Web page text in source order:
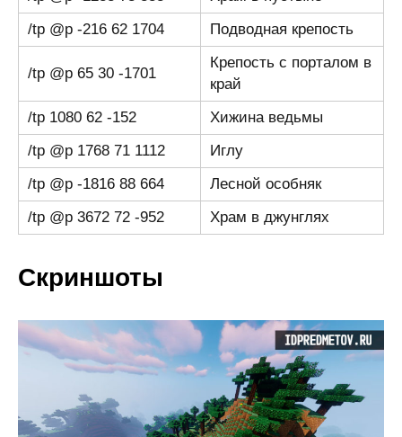
/tp @p -216 62 1704
Подводная крепость
/tp @p 65 30 -1701
Крепость с порталом в
край
/tp 1080 62 -152
Хижина ведьмы
/tp @p 1768 71 1112
Иглу
/tp @p -1816 88 664
Лесной особняк
/tp @p 3672 72 -952
Храм в джунглях
Скриншоты